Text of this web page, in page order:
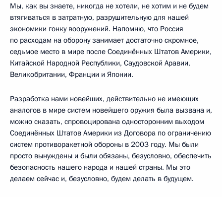
Мы, как вы знаете, никогда не хотели, не хотим и не будем
втягиваться в затратную, разрушительную для нашей
экономики гонку вооружений. Напомню, что Россия
по расходам на оборону занимает достаточно скромное,
седьмое место в мире после Соединённых Штатов Америки,
Китайской Народной Республики, Саудовской Аравии,
Великобритании, Франции и Японии.
Разработка нами новейших, действительно не имеющих
аналогов в мире систем новейшего оружия была вызвана и,
можно сказать, спровоцирована односторонним выходом
Соединённых Штатов Америки из Договора по ограничению
систем противоракетной обороны в 2003 году. Мы были
просто вынуждены и были обязаны, безусловно, обеспечить
безопасность нашего народа и нашей страны. Мы это
делаем сейчас и, безусловно, будем делать в будущем.